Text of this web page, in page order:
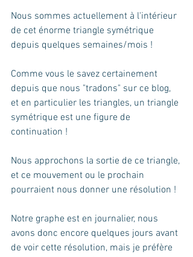
Nous sommes actuellement à l'intérieur
de cet énorme triangle symétrique
depuis quelques semaines/mois !
Comme vous le savez certainement
depuis que nous "tradons" sur ce blog,
et en particulier les triangles, un triangle
symétrique est une figure de
continuation !
Nous approchons la sortie de ce triangle,
et ce mouvement ou le prochain
pourraient nous donner une résolution !
Notre graphe est en journalier, nous
avons donc encore quelques jours avant
de voir cette résolution, mais je préfère